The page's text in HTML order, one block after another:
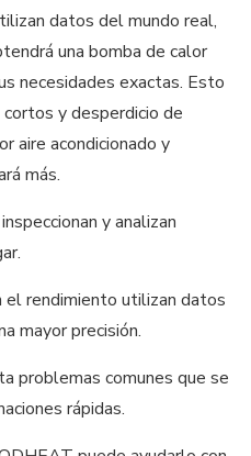
datos del mundo real,
una bomba de calor
necesidades exactas. Esto
y desperdicio de
aire acondicionado y
más.
y analizan
el rendimiento utilizan datos
mayor precisión.
problemas comunes que se
rápidas.